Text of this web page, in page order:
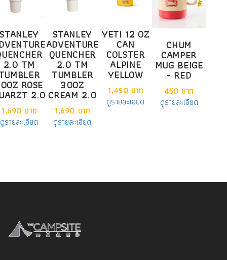
STANLEY
2.0 TM
ROSE
2.0
1,690 บาท
ดูรายละเอียด
STANLEY
ADVENTURE
QUENCHER
2.0 TM
TUMBLER
30OZ
CREAM 2.0
1,690 บาท
ดูรายละเอียด
YETI 12 OZ
CAN
COLSTER
ALPINE
YELLOW
1,450 บาท
ดูรายละเอียด
CHUM
CAMPER
MUG BEIGE
- RED
450 บาท
ดูรายละเอียด